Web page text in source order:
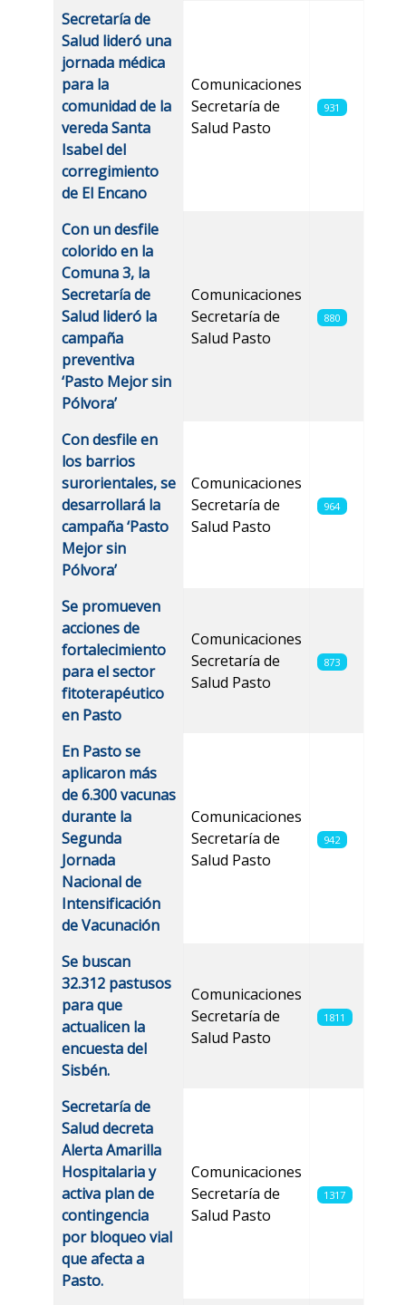
Secretaría de
Salud lideró una
jornada médica
para la
comunidad de la
vereda Santa
Isabel del
corregimiento
de El Encano
Comunicaciones
Secretaría de
Salud Pasto
931
Con un desfile
colorido en la
Comuna 3, la
Secretaría de
Salud lideró la
campaña
preventiva
‘Pasto Mejor sin
Pólvora’
Comunicaciones
Secretaría de
Salud Pasto
880
Con desfile en
los barrios
surorientales, se
desarrollará la
campaña ‘Pasto
Mejor sin
Pólvora’
Comunicaciones
Secretaría de
Salud Pasto
964
Se promueven
acciones de
fortalecimiento
para el sector
fitoterapéutico
en Pasto
Comunicaciones
Secretaría de
Salud Pasto
873
En Pasto se
aplicaron más
de 6.300 vacunas
durante la
Segunda
Jornada
Nacional de
Intensificación
de Vacunación
Comunicaciones
Secretaría de
Salud Pasto
942
Se buscan
32.312 pastusos
para que
actualicen la
encuesta del
Sisbén.
Comunicaciones
Secretaría de
Salud Pasto
1811
Secretaría de
Salud decreta
Alerta Amarilla
Hospitalaria y
activa plan de
contingencia
por bloqueo vial
que afecta a
Pasto.
Comunicaciones
Secretaría de
Salud Pasto
1317